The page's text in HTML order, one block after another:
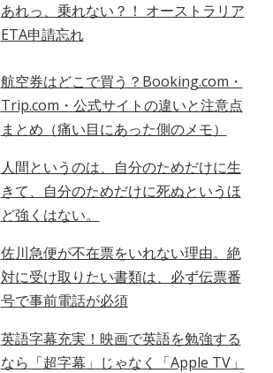
あれっ、乗れない？！ オーストラリア
ETA申請忘れ
航空券はどこで買う？Booking.com・
Trip.com・公式サイトの違いと注意点
まとめ（痛い目にあった側のメモ）
人間というのは、自分のためだけに生
きて、自分のためだけに死ぬというほ
ど強くはない。
佐川急便が不在票をいれない理由。絶
対に受け取りたい書類は、必ず伝票番
号で事前電話が必須
英語字幕充実！映画で英語を勉強する
なら「超字幕」じゃなく「Apple TV」